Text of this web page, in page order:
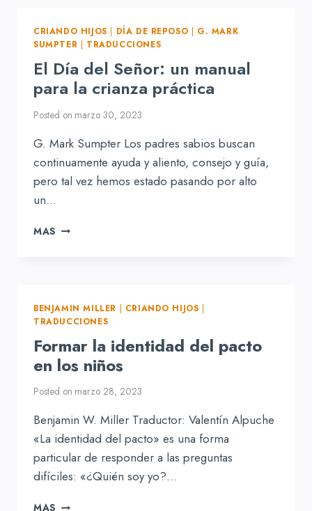
RESPUESTAS
CRIANDO HIJOS DÍA DE REPOSO
G. MARK
SUMPTER
TRADUCCIONES
El Día del Señor: un manual
para la crianza práctica
Posted on marzo 30, 2023
G. Mark Sumpter Los padres sabios buscan
continuamente ayuda y aliento, consejo y guía,
pero tal vez hemos estado pasando por alto
un…
MAS EL
PARA
CRIANZA
PRÁCTICA
BENJAMIN MILLER | CRIANDO HIJOS |
TRADUCCIONES
Formar la identidad del pacto
en los niños
Posted on marzo 28, 2023
Benjamin W. Miller Traductor: Valentín Alpuche
«La identidad del pacto» es una forma
particular de responder a las preguntas
difíciles: «¿Quién soy yo?…
MAS FORMAR